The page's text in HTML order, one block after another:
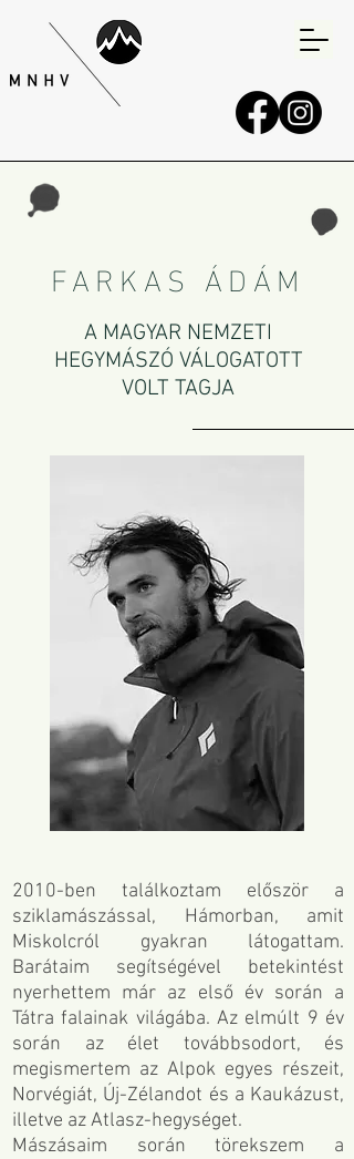
FARKAS ÁDÁM
A MAGYAR NEMZETI
HEGYMÁSZÓ VÁLOGATOTT
VOLT TAGJA
2010-ben találkoztam először a
sziklamászással, Hámorban, amit
Miskolcról gyakran látogattam.
Barátaim segítségével betekintést
nyerhettem már az első év során a
Tátra falainak világába. Az elmúlt 9 év
során az élet továbbsodort, és
megismertem az Alpok egyes részeit,
Norvégiát, Új-Zélandot és a Kaukázust,
illetve az Atlasz-hegységet.
Mászásaim során törekszem a